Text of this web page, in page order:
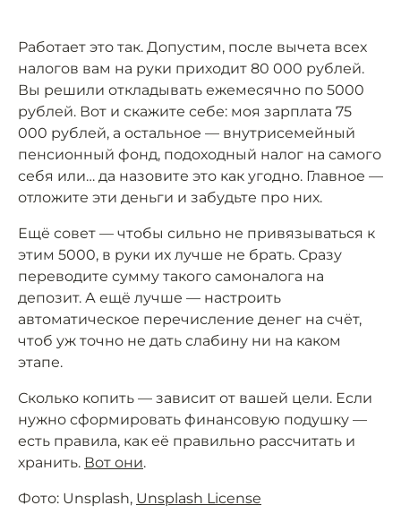
Работает это так. Допустим, после вычета всех
налогов вам на руки приходит 80 000 рублей.
Вы решили откладывать ежемесячно по 5000
рублей. Вот и скажите себе: моя зарплата 75
000 рублей, а остальное — внутрисемейный
пенсионный фонд, подоходный налог на самого
себя или… да назовите это как угодно. Главное —
отложите эти деньги и забудьте про них.
Ещё совет — чтобы сильно не привязываться к
этим 5000, в руки их лучше не брать. Сразу
переводите сумму такого самоналога на
депозит. А ещё лучше — настроить
автоматическое перечисление денег на счёт,
чтоб уж точно не дать слабину ни на каком
этапе.
Сколько копить — зависит от вашей цели. Если
нужно сформировать финансовую подушку —
есть правила, как её правильно рассчитать и
хранить. Вот они.
Фото: Unsplash, Unsplash License